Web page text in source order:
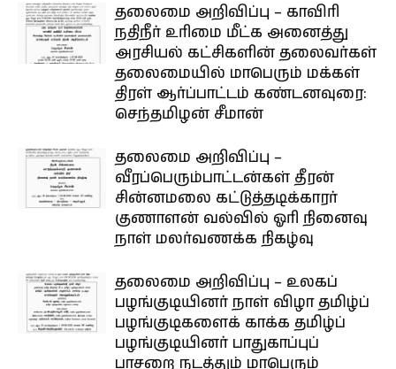
தலைமை அறிவிப்பு – காவிரி
நதிநீர் உரிமை மீட்க அனைத்து
அரசியல் கட்சிகளின் தலைவர்கள்
தலைமையில் மாபெரும் மக்கள்
திரள் ஆர்ப்பாட்டம் கண்டனவுரை:
செந்தமிழன் சீமான்
தலைமை அறிவிப்பு –
வீரப்பெரும்பாட்டன்கள் தீரன்
சின்னமலை கட்டுத்தடிக்காரர்
குணாளன் வல்வில் ஓரி நினைவு
நாள் மலர்வணக்க நிகழ்வு
தலைமை அறிவிப்பு – உலகப்
பழங்குடியினர் நாள் விழா தமிழ்ப்
பழங்குடிகளைக் காக்க தமிழ்ப்
பழங்குடியினர் பாதுகாப்புப்
பாசறை நடத்தும் மாபெரும்